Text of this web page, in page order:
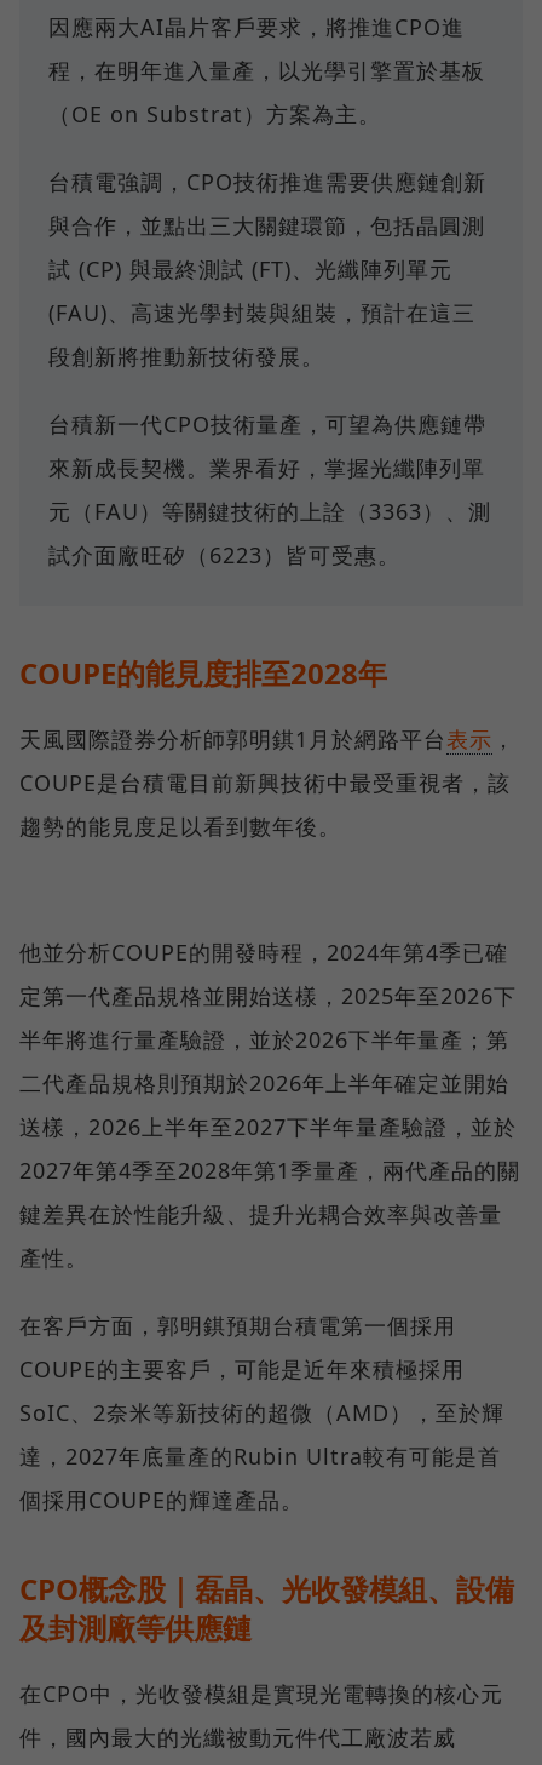
因應兩大AI晶片客戶要求，將推進CPO進
程，在明年進入量產，以光學引擎置於基板
（OE on Substrat）方案為主。
台積電強調，CPO技術推進需要供應鏈創新
與合作，並點出三大關鍵環節，包括晶圓測
試 (CP) 與最終測試 (FT)、光纖陣列單元
(FAU)、高速光學封裝與組裝，預計在這三
段創新將推動新技術發展。
台積新一代CPO技術量產，可望為供應鏈帶
來新成長契機。業界看好，掌握光纖陣列單
元（FAU）等關鍵技術的上詮（3363）、測
試介面廠旺矽（6223）皆可受惠。
COUPE的能見度排至2028年
天風國際證券分析師郭明錤1月於網路平台表示 ，
COUPE是台積電目前新興技術中最受重視者，該
趨勢的能見度足以看到數年後。
他並分析COUPE的開發時程，2024年第4季已確
定第一代產品規格並開始送樣，2025年至2026下
半年將進行量產驗證，並於2026下半年量產；第
二代產品規格則預期於2026年上半年確定並開始
送樣，2026上半年至2027下半年量產驗證，並於
2027年第4季至2028年第1季量產，兩代產品的關
鍵差異在於性能升級、提升光耦合效率與改善量
產性。
在客戶方面，郭明錤預期台積電第一個採用
COUPE的主要客戶，可能是近年來積極採用
SoIC、2奈米等新技術的超微（AMD），至於輝
達，2027年底量產的Rubin Ultra較有可能是首
個採用COUPE的輝達產品。
CPO概念股｜磊晶、光收發模組、設備
及封測廠等供應鏈
在CPO中，光收發模組是實現光電轉換的核心元
件，國內最大的光纖被動元件代工廠波若威